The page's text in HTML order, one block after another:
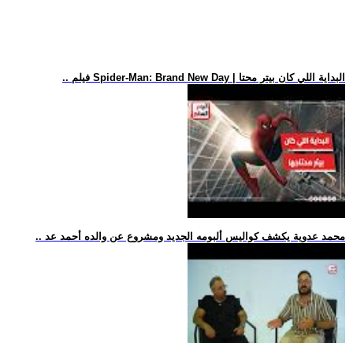
.. فيلم Spider-Man: Brand New Day | البداية اللي كان بيتر محتا
.. محمد عدوية يكشف كواليس ألبومه الجديد ومشروع عن والده أحمد عد